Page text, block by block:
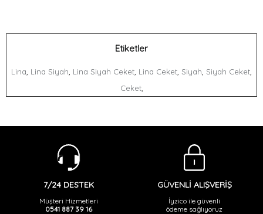
Etiketler
Lina, Lina Siyah, Lina Siyah Ceket, Lina Ceket, Siyah, Siyah Ceket,
Ceket,
7/24 DESTEK
Müşteri Hizmetleri
0541 887 39 16
GÜVENLİ ALIŞVERİŞ
İyzico ile güvenli
ödeme sağlıyoruz